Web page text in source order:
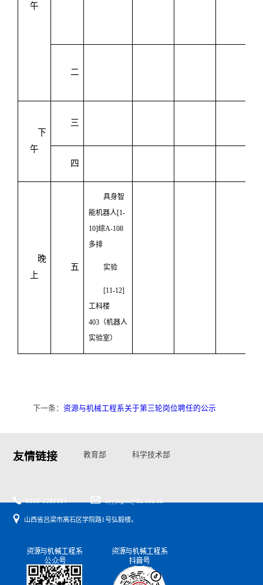
午
二
下
午
三
四
晚
上
五
具身智
能机器人[1-
10]综A-108
多排
实验
[11-12]
工科楼
403（机器人
实验室）
下一条： 资源与机械工程系关于第三轮岗位聘任的公示
友情链接 教育部
科学技术部
山西省吕梁市离石区学院路1号弘毅楼。